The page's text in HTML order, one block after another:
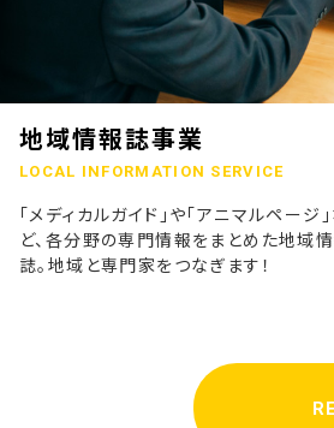
地域情報誌事業
LOCAL INFORMATION SERVICE
「メディカルガイド」や「アニマルページ
ど、各分野の専門情報をまとめた地域
誌。地域と専門家をつなぎます！